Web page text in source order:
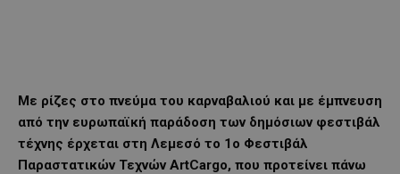
Με ρίζες στο πνεύμα του καρναβαλιού και με έμπνευση
από την ευρωπαϊκή παράδοση των δημόσιων φεστιβάλ
τέχνης έρχεται στη Λεμεσό το 1ο Φεστιβάλ
Παραστατικών Τεχνών ArtCargo, που προτείνει πάνω